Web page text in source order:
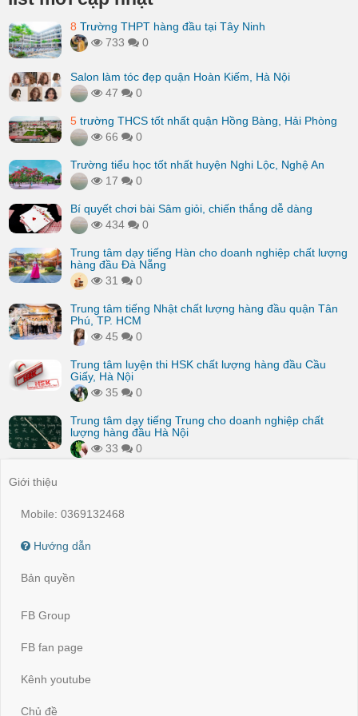
8 Trường THPT hàng đầu tại Tây Ninh
733
0
Salon làm tóc đẹp quận Hoàn Kiếm, Hà Nội
47
0
5 trường THCS tốt nhất quận Hồng Bàng, Hải Phòng
66
0
Trường tiểu học tốt nhất huyện Nghi Lộc, Nghệ An
17
0
Bí quyết chơi bài Sâm giỏi, chiến thắng dễ dàng
434
0
Trung tâm dạy tiếng Hàn cho doanh nghiệp chất lượng
hàng đầu Đà Nẵng
31
0
Trung tâm tiếng Nhật chất lượng hàng đầu quận Tân
Phú, TP. HCM
45
0
Trung tâm luyện thi HSK chất lượng hàng đầu Cầu
Giấy, Hà Nội
35
0
Trung tâm dạy tiếng Trung cho doanh nghiệp chất
lượng hàng đầu Hà Nội
33
0
Giới thiệu
Mobile: 0369132468
Hướng dẫn
Bản quyền
FB Group
FB fan page
Kênh youtube
Chủ đề